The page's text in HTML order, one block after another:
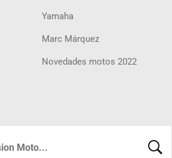
Yamaha
Marc Márquez
Novedades motos 2022